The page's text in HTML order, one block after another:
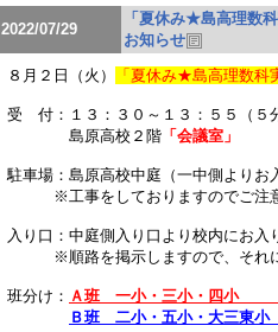
2022/07/29
「夏休み★島高理数
お知らせ
８月２日（火） 「夏休み★島高理数科
受 付：１３：３０～１３：５５（５
島原高校２階 「会議室」
駐車場：島原高校中庭（一中側よりお
※工事をしておりますのでご注意
入り口：中庭側入り口より校内にお入
※順路を掲示しますので、それに
班分け： Ａ班 一小・三小・四小 （
Ｂ班 二小・五小・大三東小